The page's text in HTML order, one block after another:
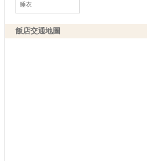
睡衣
飯店交通地圖